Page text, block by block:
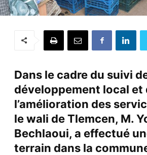
Dans le cadre du suivi
développement local et
l’amélioration des
le wali de Tlemcen, M.
Bechlaoui, a effectué
terrain dans la